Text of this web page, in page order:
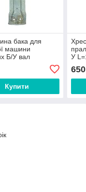
бака для
машини
Б/У вал
D=40/35/30mm
12402600
Купити
У
650